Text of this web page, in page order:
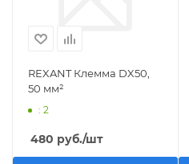
REXANT Клемма DX50,
50 мм²
: 2
480 руб./шт